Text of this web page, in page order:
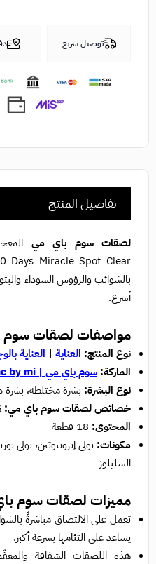
توصيل سريع
تفاصيل المنتج
لصقات سوم باي مي
Days Miracle Spot Clear
بالشوائب والرؤوس السوداء
أسرع.
مواصفات لصقات سوم
نوع المنتج: العناية | العناية
الماركة: سوم باي مي | Some by mi
نوع البشرة: بشرة مختلطة، بشرة
خصائص لصقات سوم باي مي:
المحتوى: 18 قطعة
مكونات:
السليلوز
مميزات لصقات سوم
تعمل على الالتصاق مباشرةً
يساعد على التئامها بسرعة أكبر.
هذه اللصقات الشفافة